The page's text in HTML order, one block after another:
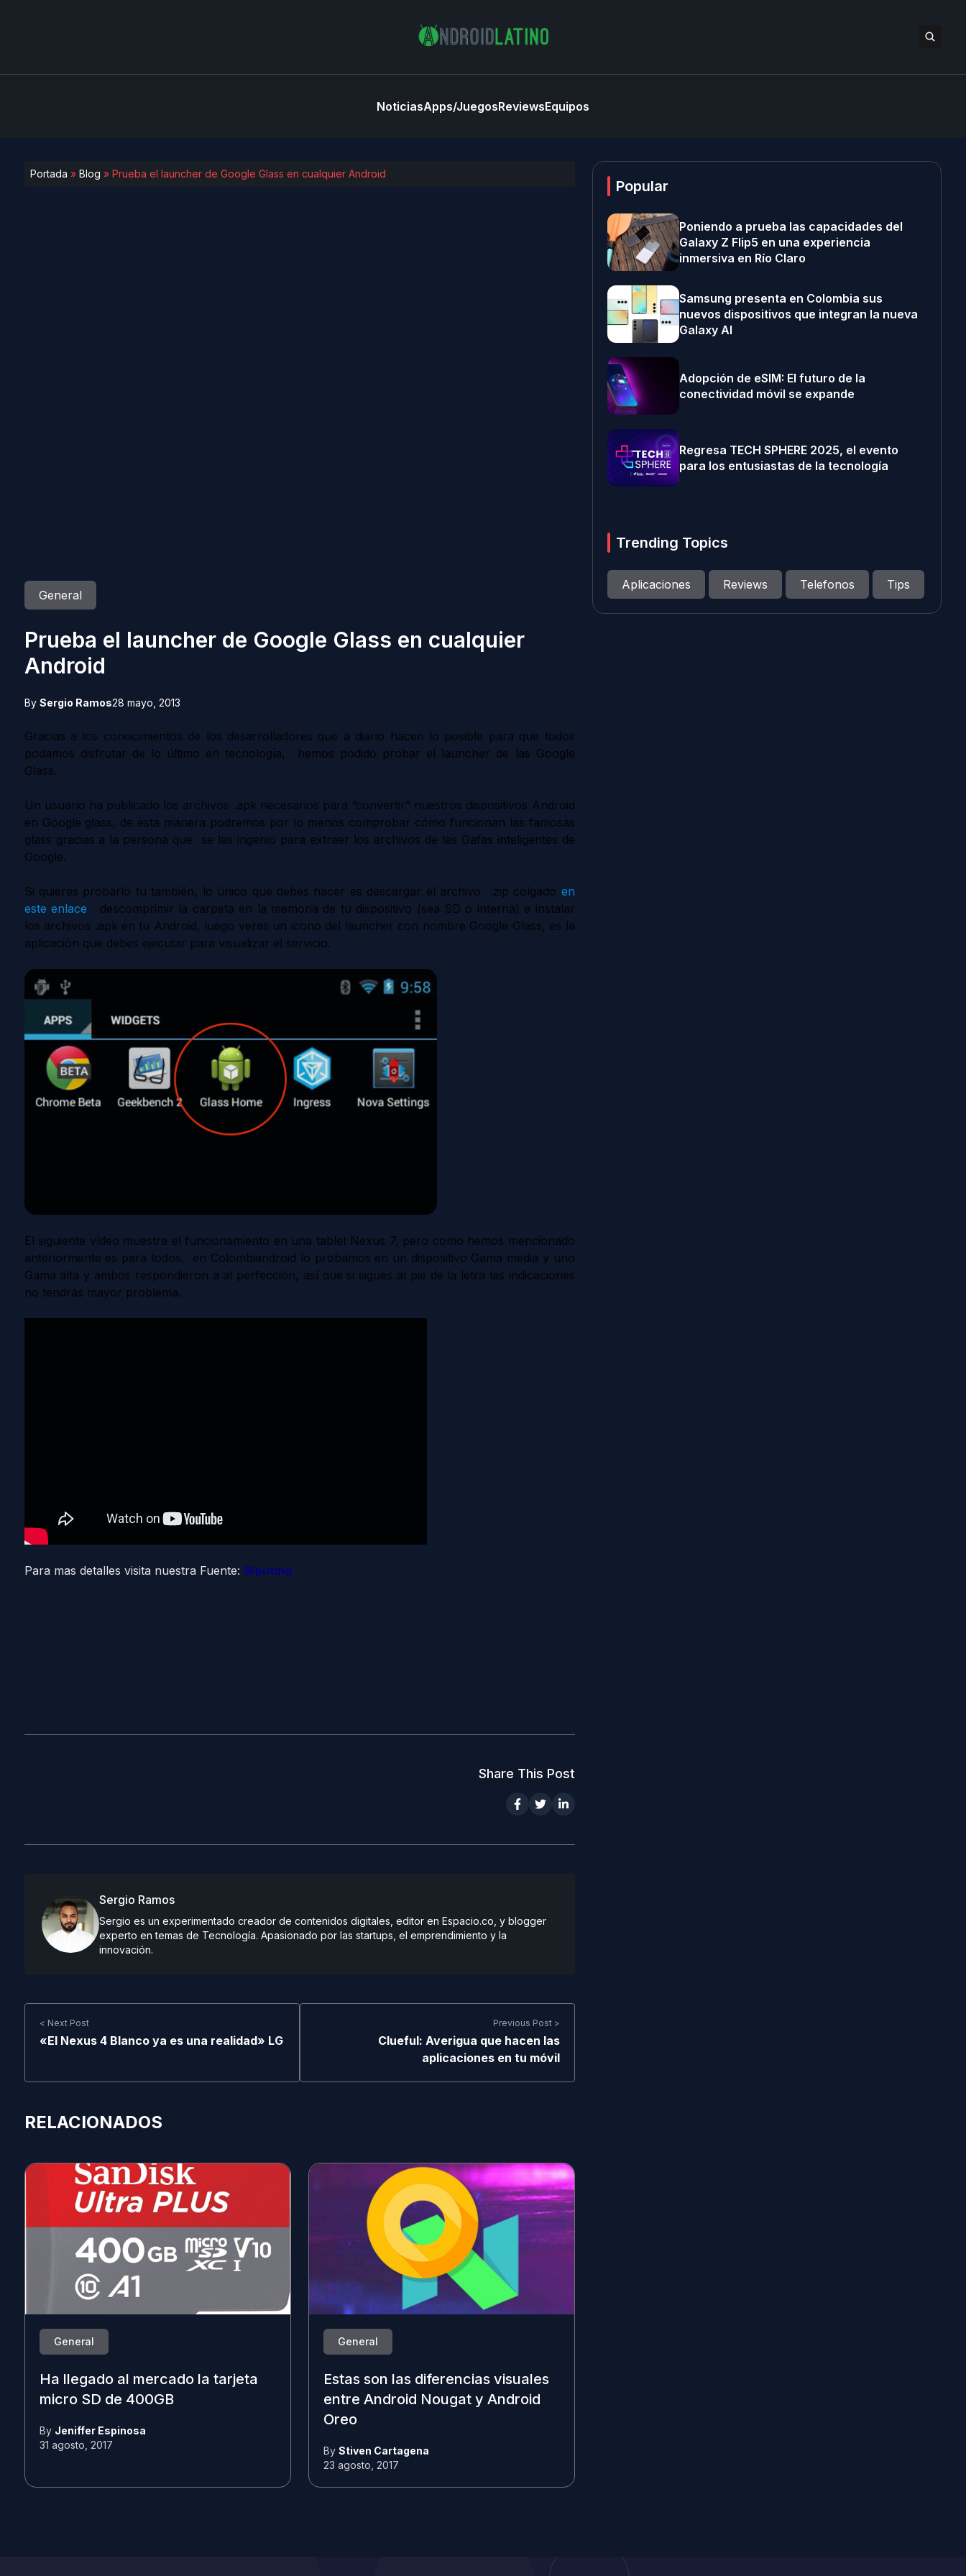
NoticiasApps/JuegosReviewsEquipos
Portada » Blog » Prueba el launcher de Google Glass en cualquier Android
General
Prueba el launcher de Google Glass en cualquier
Android
By Sergio Ramos28 mayo, 2013
Gracias a los conocimientos de los desarrolladores que a diario hacen lo posible para que todos
podamos disfrutar de lo último en tecnología, hemos podido probar el launcher de las Google
Glass.
Un usuario ha publicado los archivos .apk necesarios para “convertir” nuestros dispositivos Android
en Google glass, de esta manera podremos por lo menos comprobar cómo funcionan las famosas
glass gracias a la persona que se las ingenio para extraer los archivos de las Gafas inteligentes de
Google.
Si quieres probarlo tú también, lo único que debes hacer es descargar el archivo .zip colgado en
este enlace, descomprimir la carpeta en la memoria de tu dispositivo (sea SD o interna) e instalar
los archivos .apk en tu Android, luego veras un icono del launcher con nombre Google Glass, es la
aplicación que debes ejecutar para visualizar el servicio.
El siguiente vídeo muestra el funcionamiento en una tablet Nexus 7, pero como hemos mencionado
anteriormente es para todos, en Colombiandroid lo probamos en un dispositivo Gama media y uno
Gama alta y ambos respondieron a al perfección, así que si sigues al pie de la letra las indicaciones
no tendrás mayor problema.
Para mas detalles visita nuestra Fuente: liliputing
Share This Post
Sergio Ramos
Sergio es un experimentado creador de contenidos digitales, editor en Espacio.co, y blogger
experto en temas de Tecnología. Apasionado por las startups, el emprendimiento y la
innovación.
< Next Post
«El Nexus 4 Blanco ya es una realidad» LG
Previous Post >
Clueful: Averigua que hacen las
aplicaciones en tu móvil
RELACIONADOS
General
Ha llegado al mercado la tarjeta
micro SD de 400GB
By Jeniffer Espinosa
31 agosto, 2017
General
Estas son las diferencias visuales
entre Android Nougat y Android
Oreo
By Stiven Cartagena
23 agosto, 2017
Popular
Poniendo a prueba las capacidades del
Galaxy Z Flip5 en una experiencia
inmersiva en Río Claro
Samsung presenta en Colombia sus
nuevos dispositivos que integran la nueva
Galaxy AI
Adopción de eSIM: El futuro de la
conectividad móvil se expande
Regresa TECH SPHERE 2025, el evento
para los entusiastas de la tecnología
Trending Topics
Aplicaciones Reviews Telefonos Tips